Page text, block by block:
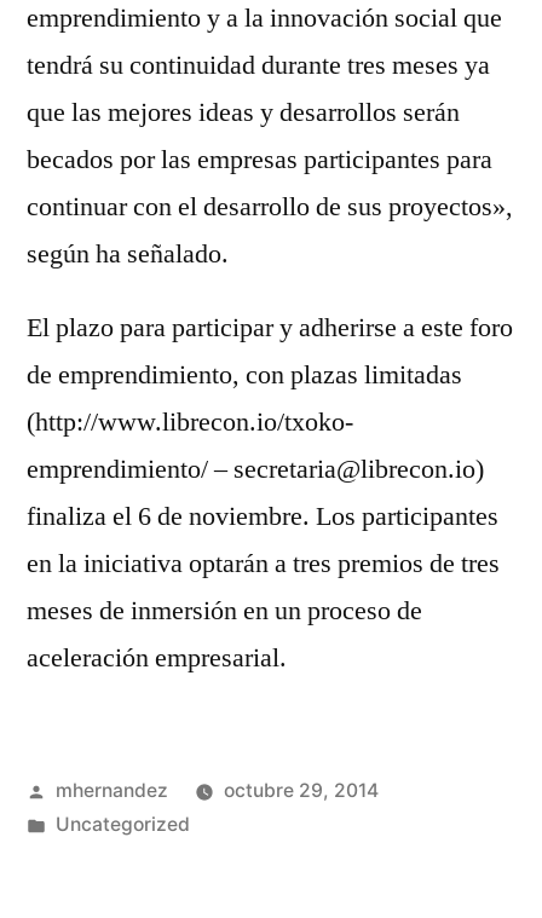
emprendimiento y a la innovación social que
tendrá su continuidad durante tres meses ya
que las mejores ideas y desarrollos serán
becados por las empresas participantes para
continuar con el desarrollo de sus proyectos»,
según ha señalado.
El plazo para participar y adherirse a este foro
de emprendimiento, con plazas limitadas
(http://www.librecon.io/txoko-
emprendimiento/ – secretaria@librecon.io)
finaliza el 6 de noviembre. Los participantes
en la iniciativa optarán a tres premios de tres
meses de inmersión en un proceso de
aceleración empresarial.
Publicado
por
mhernandez
octubre 29, 2014
Publicado
Uncategorized